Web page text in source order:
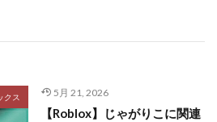
クス 5月 21, 2026
【Roblox】じゃがりこに関連